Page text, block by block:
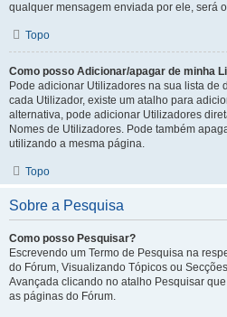
qualquer mensagem enviada por ele, será
Topo
Como posso Adicionar/apagar de minha
Pode adicionar Utilizadores na sua lista de
cada Utilizador, existe um atalho para
alternativa, pode adicionar Utilizadores
Nomes de Utilizadores. Pode também
utilizando a mesma página.
Topo
Sobre a Pesquisa
Como posso Pesquisar?
Escrevendo um Termo de Pesquisa na
do Fórum, Visualizando Tópicos ou
Avançada clicando no atalho Pesquisar
as páginas do Fórum.